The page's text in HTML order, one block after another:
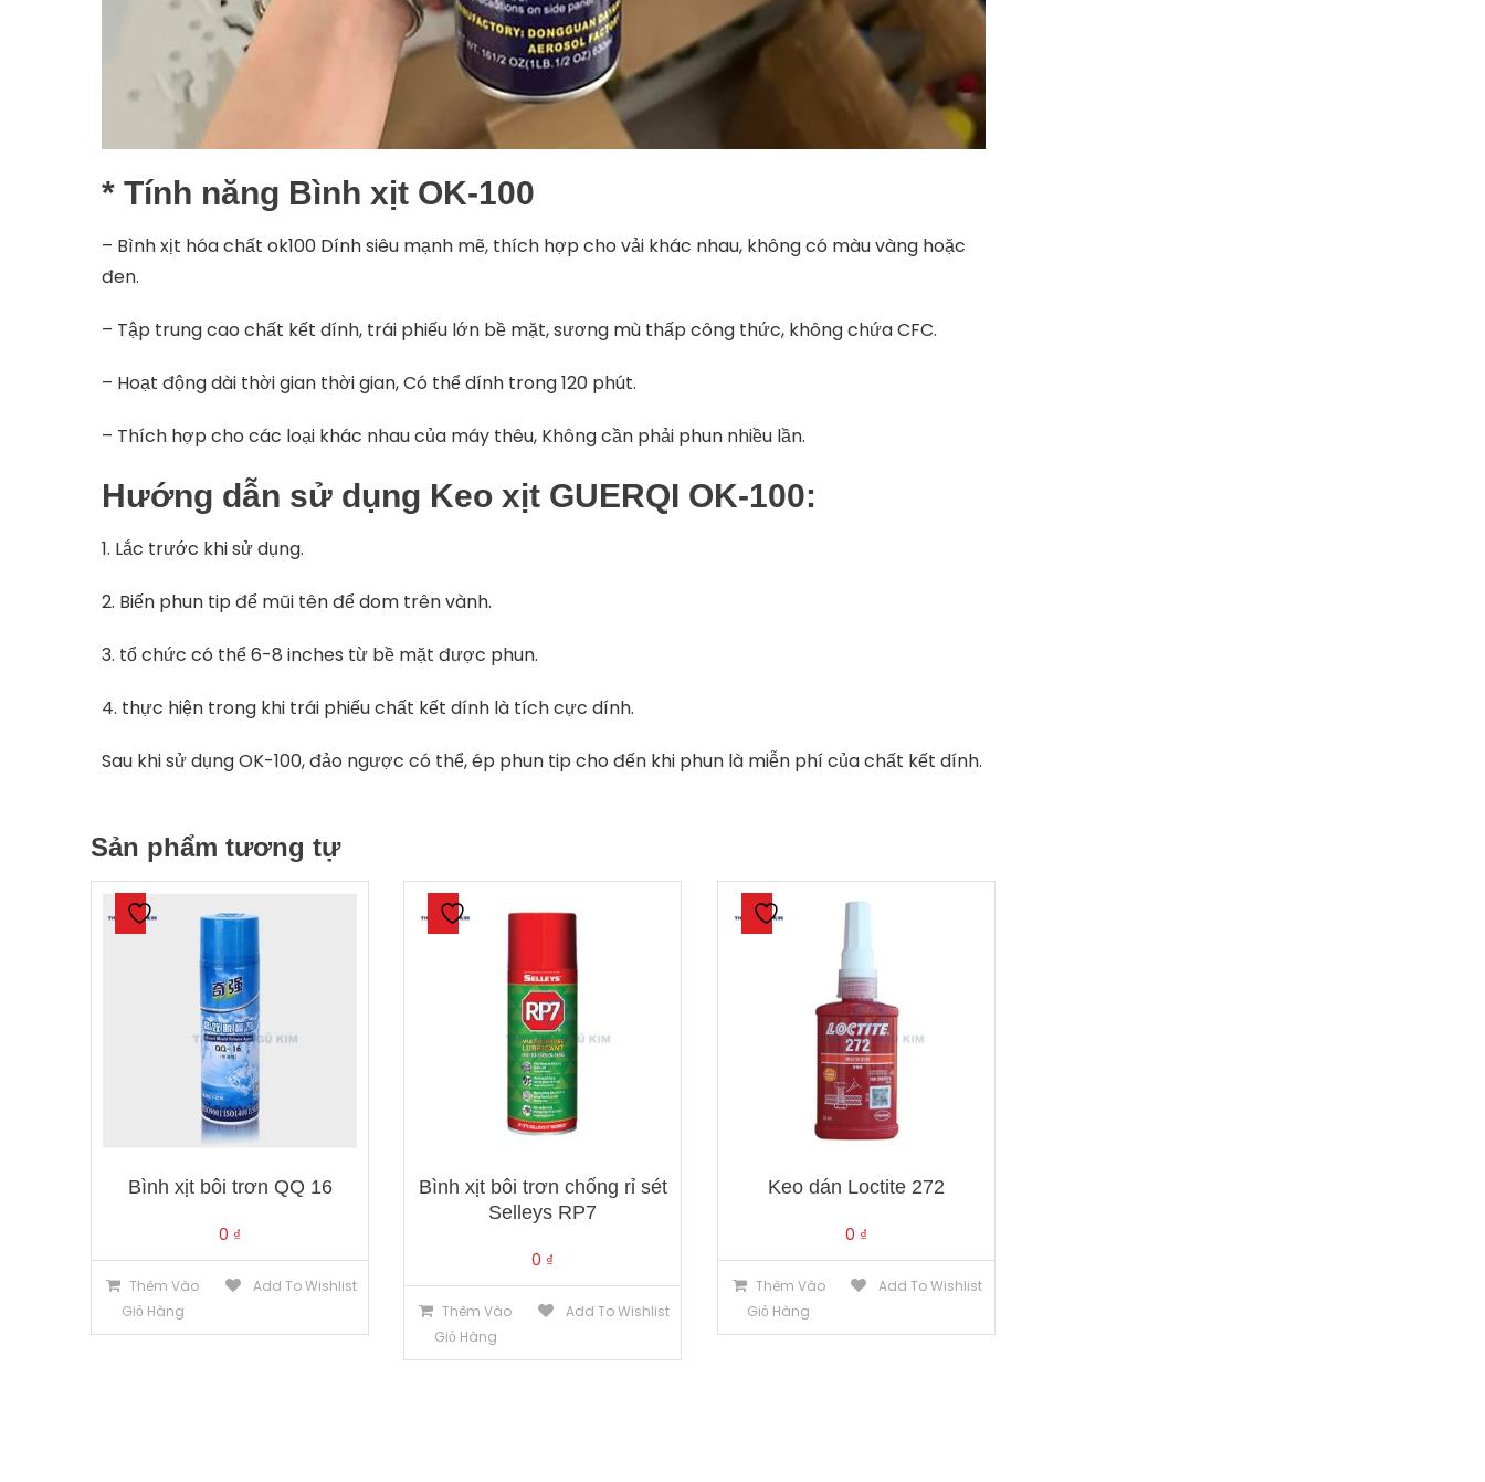
* Tính năng Bình xịt OK-100
– Bình xịt hóa chất ok100 Dính siêu mạnh mẽ, thích hợp cho vải khác nhau, không có màu vàng hoặc
đen.
– Tập trung cao chất kết dính, trái phiếu lớn bề mặt, sương mù thấp công thức, không chứa CFC.
– Hoạt động dài thời gian thời gian, Có thể dính trong 120 phút.
– Thích hợp cho các loại khác nhau của máy thêu, Không cần phải phun nhiều lần.
Hướng dẫn sử dụng Keo xịt GUERQI OK-100:
1. Lắc trước khi sử dụng.
2. Biến phun tip để mũi tên để dom trên vành.
3. tổ chức có thể 6-8 inches từ bề mặt được phun.
4. thực hiện trong khi trái phiếu chất kết dính là tích cực dính.
Sau khi sử dụng OK-100, đảo ngược có thể, ép phun tip cho đến khi phun là miễn phí của chất kết dính.
Sản phẩm tương tự
Bình xịt bôi trơn QQ 16
0 ₫
Thêm Vào
Giỏ Hàng
Add To Wishlist
Bình xịt bôi trơn chống rỉ sét
Selleys RP7
0 ₫
Thêm Vào
Giỏ Hàng
Add To Wishlist
Keo dán Loctite 272
0 ₫
Thêm Vào
Giỏ Hàng
Add To Wishlist